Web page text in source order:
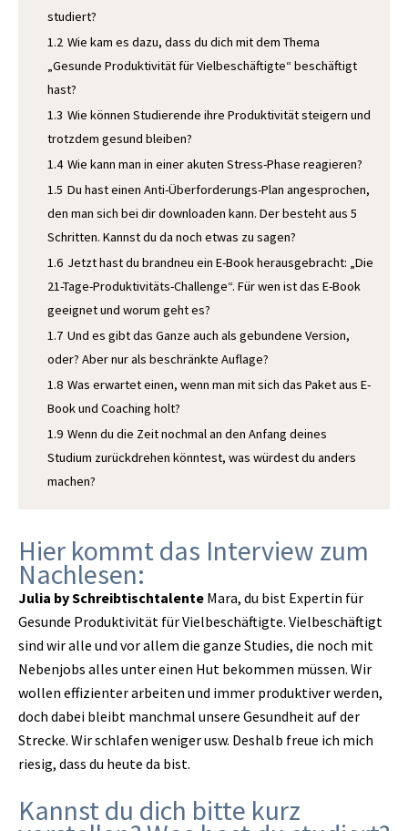
studiert?
1.2 Wie kam es dazu, dass du dich mit dem Thema
„Gesunde Produktivität für Vielbeschäftigte“ beschäftigt
hast?
1.3 Wie können Studierende ihre Produktivität steigern und
trotzdem gesund bleiben?
1.4 Wie kann man in einer akuten Stress-Phase reagieren?
1.5 Du hast einen Anti-Überforderungs-Plan angesprochen,
den man sich bei dir downloaden kann. Der besteht aus 5
Schritten. Kannst du da noch etwas zu sagen?
1.6 Jetzt hast du brandneu ein E-Book herausgebracht: „Die
21-Tage-Produktivitäts-Challenge“. Für wen ist das E-Book
geeignet und worum geht es?
1.7 Und es gibt das Ganze auch als gebundene Version,
oder? Aber nur als beschränkte Auflage?
1.8 Was erwartet einen, wenn man mit sich das Paket aus E-
Book und Coaching holt?
1.9 Wenn du die Zeit nochmal an den Anfang deines
Studium zurückdrehen könntest, was würdest du anders
machen?
Hier kommt das Interview zum
Nachlesen:
Julia by Schreibtischtalente Mara, du bist Expertin für
Gesunde Produktivität für Vielbeschäftigte. Vielbeschäftigt
sind wir alle und vor allem die ganze Studies, die noch mit
Nebenjobs alles unter einen Hut bekommen müssen. Wir
wollen effizienter arbeiten und immer produktiver werden,
doch dabei bleibt manchmal unsere Gesundheit auf der
Strecke. Wir schlafen weniger usw. Deshalb freue ich mich
riesig, dass du heute da bist.
Kannst du dich bitte kurz